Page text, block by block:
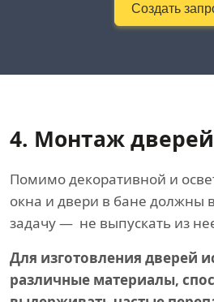
Создать
4. Монтаж
Помимо декоративной и
окна и двери в бане должны
задачу — не выпускать из
Для изготовления дверей
различные материалы,